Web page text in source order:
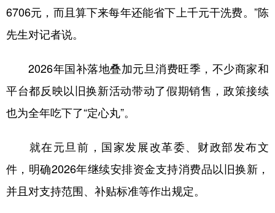
6706元，而且算下来每年还能省下上千元干洗费。”陈
先生对记者说。
2026年国补落地叠加元旦消费旺季，不少商家和
平台都反映以旧换新活动带动了假期销售，政策接续
也为全年吃下了“定心丸”。
就在元旦前，国家发展改革委、财政部发布文
件，明确2026年继续安排资金支持消费品以旧换新，
并且对支持范围、补贴标准等作出规定。